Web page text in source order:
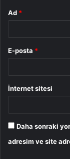
Ad *
E-posta *
İnternet sitesi
Daha sonraki
adresim ve site